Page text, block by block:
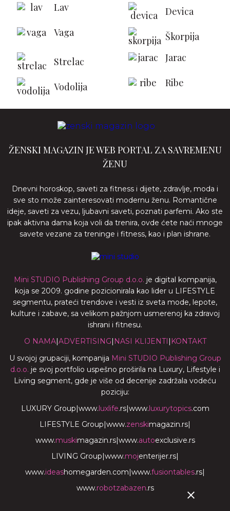
Lav
Devica
Vaga
Škorpija
Strelac Jarac
Vodolija Ribe
ŽENSKI MAGAZIN JE WEB PORTAL ZA SAVREMENU
ŽENU
Dnevni horoskop, saveti za fitness i dijete, zdravlje, moda i
sve sto može zainteresovati modernu ženu. Romantične
ideje, saveti za vezu, ljubavni saveti, poznati parfemi. Ako ste
ipak aktivna dama koja voli da trenira, ovde ćete naći mnoge
savete vezane za treninge i fitness, kao i plan ishrane.
Mini STUDIO Publishing Group d.o.o. je digital kompanija,
koja se 2009. godine pozicionirala kao lider u LIFESTYLE
segmentu, prateći trendove i vesti iz sveta mode, lepote,
kulture i zabave, sa velikom pažnjom usmerenoj ka zdravoj
ishrani i fitnesu.
O NAMA|ADVERTISING| NASI KLIJENTI | KONTAKT
U svojoj grupaciji, kompanija Mini STUDIO Publishing Group
d.o.o. je svoj portfolio uspešno proširila na Luxury, Lifestyle i
Living segment, gde je više od decenije zadržala vodeću
poziciju:
LUXURY Group|www.luxlife.rs|www.luxurytopics.com
LIFESTYLE Group|www.zenskimagazin.rs|
www.muskimagazin.rs|www.autoexclusive.rs
LIVING Group|www.mojenterijer.rs|
www.ideashomegarden.com|www.fusiontables.rs|
www.robotzabazen.rs